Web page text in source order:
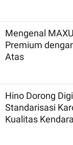
Mengenal
Premium
Atas
Hino Dorong
Standarisasi
Kualitas